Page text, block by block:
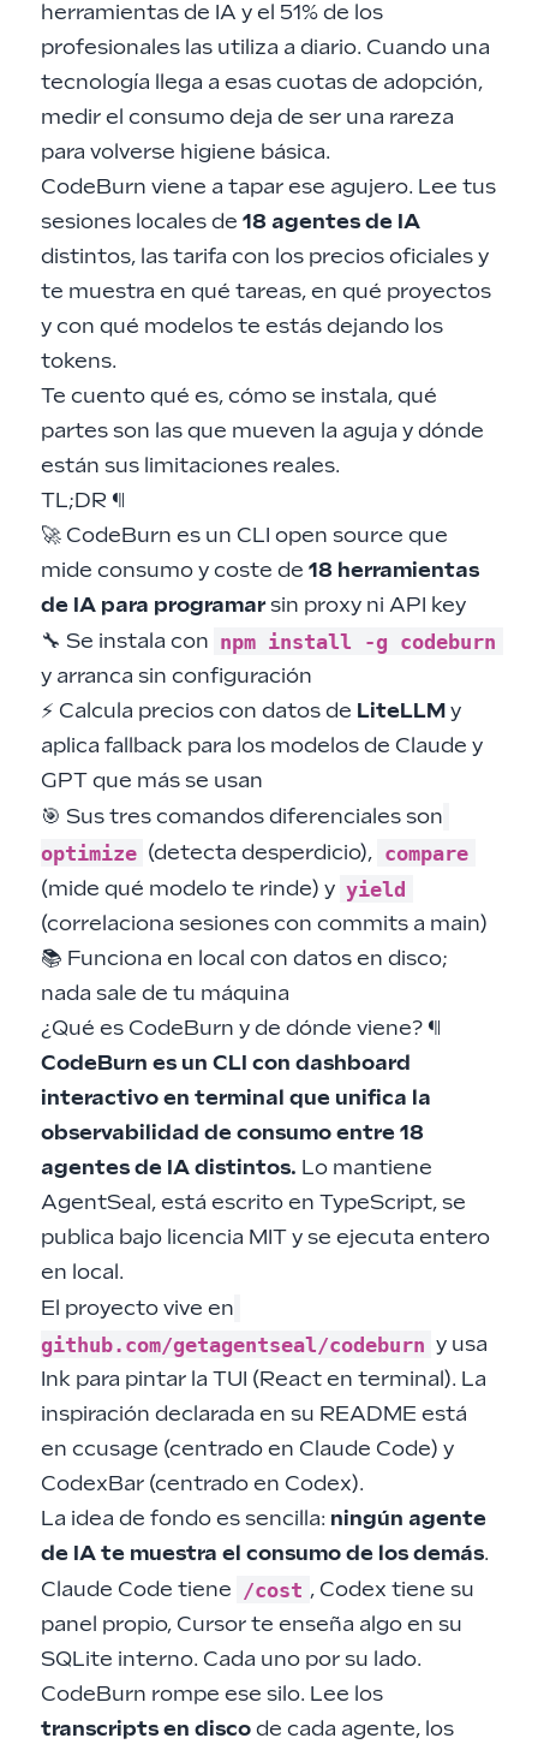
herramientas de IA y el 51% de los
profesionales las utiliza a diario. Cuando una
tecnología llega a esas cuotas de adopción,
medir el consumo deja de ser una rareza
para volverse higiene básica.
CodeBurn viene a tapar ese agujero. Lee tus
sesiones locales de 18 agentes de IA
distintos, las tarifa con los precios oficiales y
te muestra en qué tareas, en qué proyectos
y con qué modelos te estás dejando los
tokens.
Te cuento qué es, cómo se instala, qué
partes son las que mueven la aguja y dónde
están sus limitaciones reales.
TL;DR ¶
🚀 CodeBurn es un CLI open source que
mide consumo y coste de 18 herramientas
de IA para programarsin proxy ni API key
🔧 Se instala con npm install -g codeburn
y arranca sin configuración
⚡ Calcula precios con datos de LiteLLMy
aplica fallback para los modelos de Claude y
GPT que más se usan
🎯 Sus tres comandos diferenciales son
optimize (detecta desperdicio), compare
(mide qué modelo te rinde) y yield
(correlaciona sesiones con commits a main)
📚 Funciona en local con datos en disco;
nada sale de tu máquina
¿Qué es CodeBurn y de dónde viene? ¶
CodeBurn es un CLI con dashboard
interactivo en terminal que unifica la
observabilidad de consumo entre 18
agentes de IA distintos. Lo mantiene
AgentSeal, está escrito en TypeScript, se
publica bajo licencia MIT y se ejecuta entero
en local.
El proyecto vive en
github.com/getagentseal/codeburn y usa
Ink para pintar la TUI (React en terminal). La
inspiración declarada en su README está
en ccusage (centrado en Claude Code) y
CodexBar(centrado en Codex).
La idea de fondo es sencilla: ningún agente
de IA te muestra el consumo de los demás.
Claude Code tiene /cost , Codex tiene su
panel propio, Cursor te enseña algo en su
SQLite interno. Cada uno por su lado.
CodeBurn rompe ese silo. Lee los
transcripts en discode cada agente, los